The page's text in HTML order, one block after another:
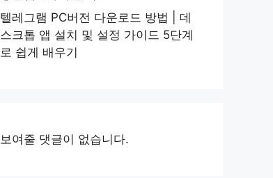
텔레그램 PC버전 다운로드 방법 | 데
스크톱 앱 설치 및 설정 가이드 5단계
로 쉽게 배우기
보여줄 댓글이 없습니다.